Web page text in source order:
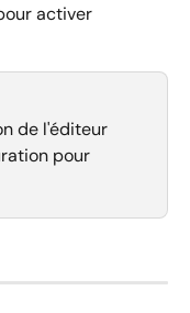
activer
de l'éditeur
pour